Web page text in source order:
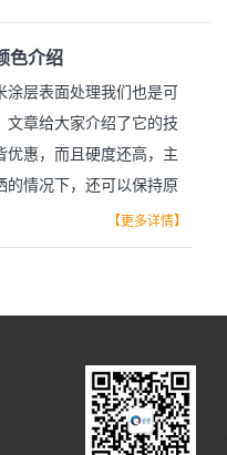
色介绍
涂层表面处理我们也是可
文章给大家介绍了它的技
优惠，而且硬度还高，主
的情况下，还可以保持原
，下面就一起来认识一下
纳米涂层表面可以去看这
可以做啦！》这里有详
【更多详情】